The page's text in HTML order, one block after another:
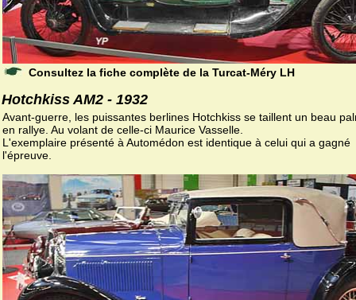
Consultez la fiche complète de la Turcat-Méry LH
Hotchkiss AM2 - 1932
Avant-guerre, les puissantes berlines Hotchkiss se taillent un beau
en rallye. Au volant de celle-ci Maurice Vasselle.
L'exemplaire présenté à Automédon est identique à celui qui a gagné
l'épreuve.